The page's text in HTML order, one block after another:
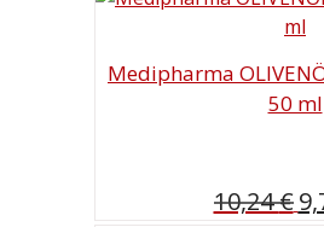
Medipharma
50 ml
10,24€